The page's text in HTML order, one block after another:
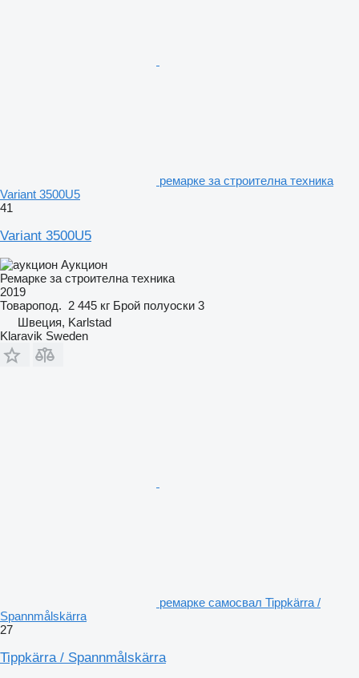
ремарке за строителна техника
Variant 3500U5
41
Variant 3500U5
Аукцион
Ремарке за строителна техника
2019
Товаропод. 2 445 кг Брой полуоски 3
Швеция, Karlstad
Klaravik Sweden
ремарке самосвал Tippkärra /
Spannmålskärra
27
Tippkärra / Spannmålskärra